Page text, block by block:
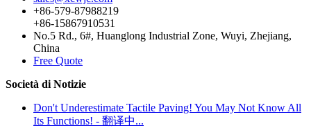
+86-579-87988219
+86-15867910531
No.5 Rd., 6#, Huanglong Industrial Zone, Wuyi, Zhejiang,
China
Free Quote
Società di Notizie
Don't Underestimate Tactile Paving! You May Not Know All
Its Functions! - 翻译中...